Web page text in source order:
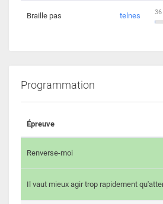
Braille pas telnes
Programmation
Épreuve
Renverse-moi
Il vaut mieux agir trop rapidement